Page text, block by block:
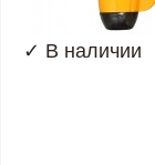
✓ В наличии